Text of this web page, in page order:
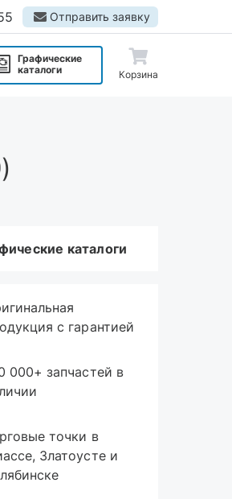
Отправить заявку
Графические
каталоги
Корзина
каталоги
с гарантией
000+ запчастей в
точки в
Златоусте и